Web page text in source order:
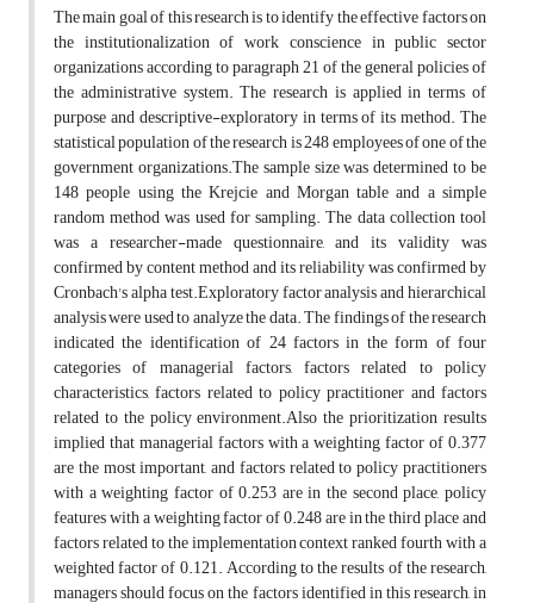
The main goal of this research is to identify the effective factors on
the institutionalization of work conscience in public sector
organizations according to paragraph 21 of the general policies of
the administrative system. The research is applied in terms of
purpose and descriptive-exploratory in terms of its method. The
statistical population of the research is 248 employees of one of the
government organizations.The sample size was determined to be
148 people using the Krejcie and Morgan table and a simple
random method was used for sampling. The data collection tool
was a researcher-made questionnaire, and its validity was
confirmed by content method and its reliability was confirmed by
Cronbach's alpha test.Exploratory factor analysis and hierarchical
analysis were used to analyze the data. The findings of the research
indicated the identification of 24 factors in the form of four
categories of managerial factors, factors related to policy
characteristics, factors related to policy practitioner and factors
related to the policy environment.Also the prioritization results
implied that managerial factors with a weighting factor of 0.377
are the most important, and factors related to policy practitioners
with a weighting factor of 0.253 are in the second place, policy
features with a weighting factor of 0.248 are in the third place and
factors related to the implementation context ranked fourth with a
weighted factor of 0.121. According to the results of the research,
managers should focus on the factors identified in this research, in